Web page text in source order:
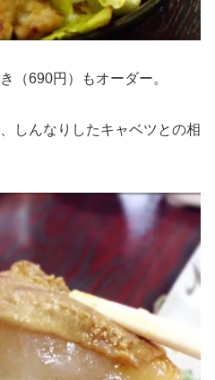
（690円）もオーダー。
しんなりしたキャベツとの相